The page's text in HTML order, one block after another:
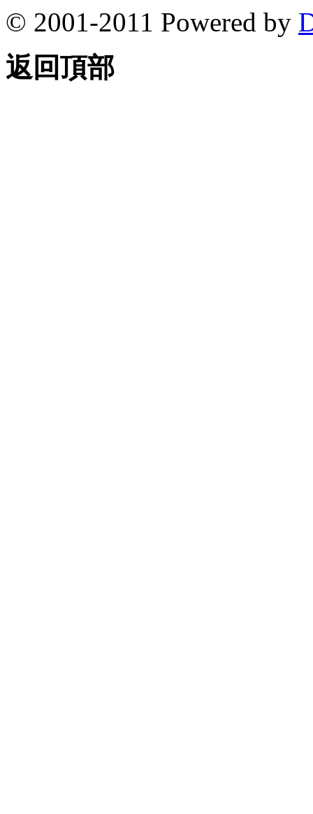
© 2001-2011 Powered by
返回頂部